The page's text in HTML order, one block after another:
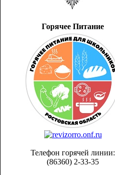
Горячее Питание
Телефон горячей линии:
(86360) 2-33-35